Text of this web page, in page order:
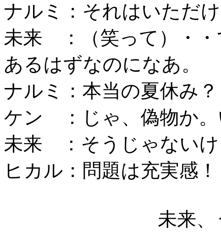
ナルミ：それはいただ
未来 ：（笑って）・・
あるはずなのになあ。
ナルミ：本当の夏休み？
ケン ：じゃ、偽物か。
未来 ：そうじゃない
ヒカル：問題は充実感
未来